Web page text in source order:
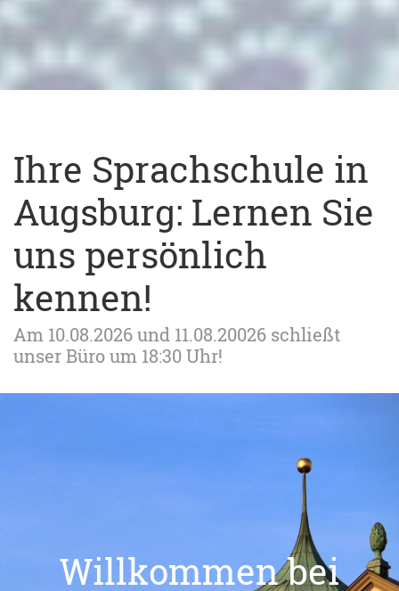
Ihre Sprachschule in
Augsburg: Lernen Sie
uns persönlich
kennen!
Am 10.08.2026 und 11.08.20026 schließt
unser Büro um 18:30 Uhr!
Willkommen bei